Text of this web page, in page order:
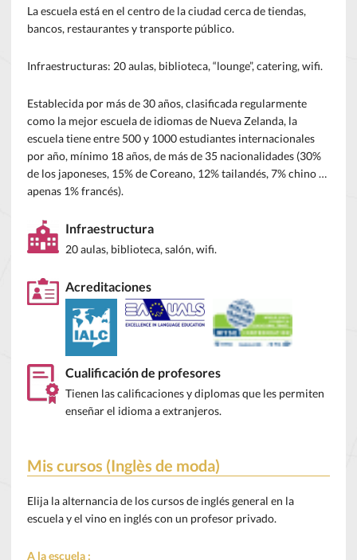
La escuela está en el centro de la ciudad cerca de tiendas,
bancos, restaurantes y transporte público.
Infraestructuras: 20 aulas, biblioteca, “lounge”, catering, wifi.
Establecida por más de 30 años, clasificada regularmente
como la mejor escuela de idiomas de Nueva Zelanda, la
escuela tiene entre 500 y 1000 estudiantes internacionales
por año, mínimo 18 años, de más de 35 nacionalidades (30%
de los japoneses, 15% de Coreano, 12% tailandés, 7% chino …
apenas 1% francés).
Infraestructura
20 aulas, biblioteca, salón, wifi.
Acreditaciones
Cualificación de profesores
Tienen las calificaciones y diplomas que les permiten
enseñar el idioma a extranjeros.
Mis cursos (Inglès de moda)
Elija la alternancia de los cursos de inglés general en la
escuela y el vino en inglés con un profesor privado.
A la escuela :